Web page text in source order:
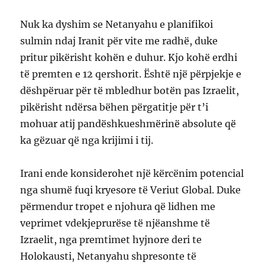
Nuk ka dyshim se Netanyahu e planifikoi
sulmin ndaj Iranit për vite me radhë, duke
pritur pikërisht kohën e duhur. Kjo kohë erdhi
të premten e 12 qershorit. Është një përpjekje e
dëshpëruar për të mbledhur botën pas Izraelit,
pikërisht ndërsa bëhen përgatitje për t’i
mohuar atij pandëshkueshmërinë absolute që
ka gëzuar që nga krijimi i tij.
Irani ende konsiderohet një kërcënim potencial
nga shumë fuqi kryesore të Veriut Global. Duke
përmendur tropet e njohura që lidhen me
veprimet vdekjeprurëse të njëanshme të
Izraelit, nga premtimet hyjnore deri te
Holokausti, Netanyahu shpresonte të